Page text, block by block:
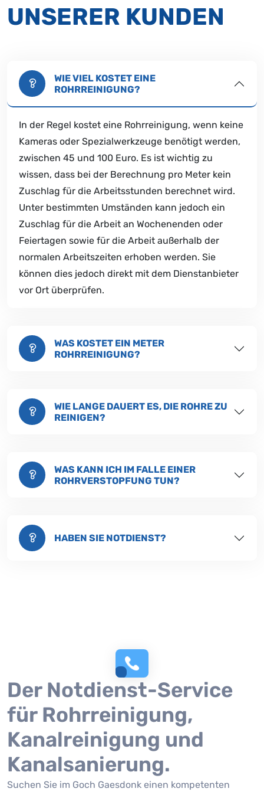
UNSERER KUNDEN
WIE VIEL KOSTET EINE
ROHRREINIGUNG?
In der Regel kostet eine Rohrreinigung, wenn keine
Kameras oder Spezialwerkzeuge benötigt werden,
zwischen 45 und 100 Euro. Es ist wichtig zu
wissen, dass bei der Berechnung pro Meter kein
Zuschlag für die Arbeitsstunden berechnet wird.
Unter bestimmten Umständen kann jedoch ein
Zuschlag für die Arbeit an Wochenenden oder
Feiertagen sowie für die Arbeit außerhalb der
normalen Arbeitszeiten erhoben werden. Sie
können dies jedoch direkt mit dem Dienstanbieter
vor Ort überprüfen.
WAS KOSTET EIN METER
ROHRREINIGUNG?
WIE LANGE DAUERT ES, DIE ROHRE ZU
REINIGEN?
WAS KANN ICH IM FALLE EINER
ROHRVERSTOPFUNG TUN?
HABEN SIE NOTDIENST?
Der Notdienst-Service
für Rohrreinigung,
Kanalreinigung und
Kanalsanierung.
Suchen Sie im Goch Gaesdonk einen kompetenten